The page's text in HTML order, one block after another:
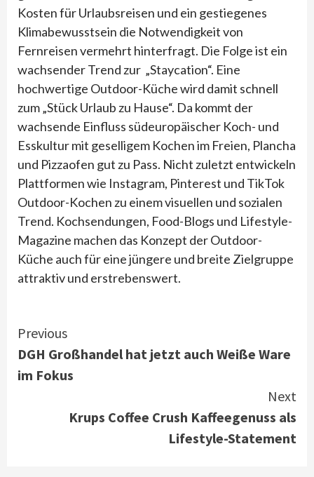
Kosten für Urlaubsreisen und ein gestiegenes
Klimabewusstsein die Notwendigkeit von
Fernreisen vermehrt hinterfragt. Die Folge ist ein
wachsender Trend zur „Staycation“. Eine
hochwertige Outdoor-Küche wird damit schnell
zum „Stück Urlaub zu Hause“. Da kommt der
wachsende Einfluss südeuropäischer Koch- und
Esskultur mit geselligem Kochen im Freien, Plancha
und Pizzaofen gut zu Pass. Nicht zuletzt entwickeln
Plattformen wie Instagram, Pinterest und TikTok
Outdoor-Kochen zu einem visuellen und sozialen
Trend. Kochsendungen, Food-Blogs und Lifestyle-
Magazine machen das Konzept der Outdoor-
Küche auch für eine jüngere und breite Zielgruppe
attraktiv und erstrebenswert.
Continue
Reading
Previous
DGH Großhandel hat jetzt auch Weiße Ware
im Fokus
Next
Krups Coffee Crush Kaffeegenuss als
Lifestyle-Statement